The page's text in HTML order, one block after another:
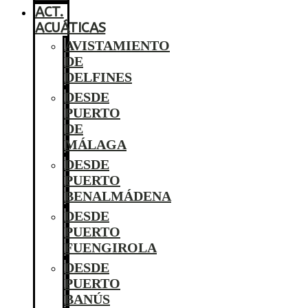
ACT.
ACUÁTICAS
AVISTAMIENTO
DE
DELFINES
DESDE
PUERTO
DE
MÁLAGA
DESDE
PUERTO
BENALMÁDENA
DESDE
PUERTO
FUENGIROLA
DESDE
PUERTO
BANÚS